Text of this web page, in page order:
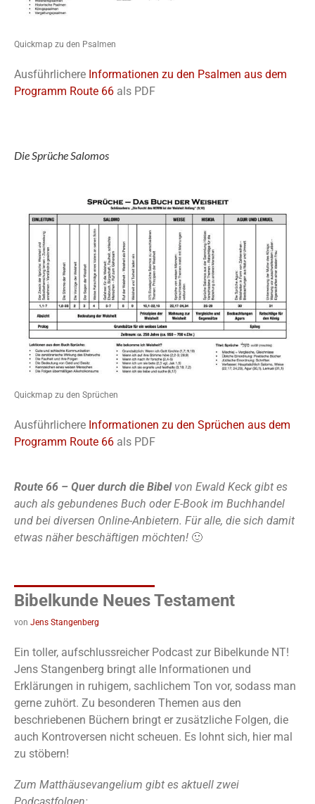
Quickmap zu den Psalmen
Ausführlichere Informationen zu den Psalmen aus dem
Programm Route 66 als PDF
Die Sprüche Salomos
Quickmap zu den Sprüchen
Ausführlichere Informationen zu den Sprüchen aus dem
Programm Route 66 als PDF
Route 66 – Quer durch die Bibel von Ewald Keck gibt es
auch als gebundenes Buch oder E-Book im Buchhandel
und bei diversen Online-Anbietern. Für alle, die sich damit
etwas näher beschäftigen möchten! 🙂
Bibelkunde Neues Testament
von Jens Stangenberg
Ein toller, aufschlussreicher Podcast zur Bibelkunde NT!
Jens Stangenberg bringt alle Informationen und
Erklärungen in ruhigem, sachlichem Ton vor, sodass man
gerne zuhört. Zu besonderen Themen aus den
beschriebenen Büchern bringt er zusätzliche Folgen, die
auch Kontroversen nicht scheuen. Es lohnt sich, hier mal
zu stöbern!
Zum Matthäusevangelium gibt es aktuell zwei